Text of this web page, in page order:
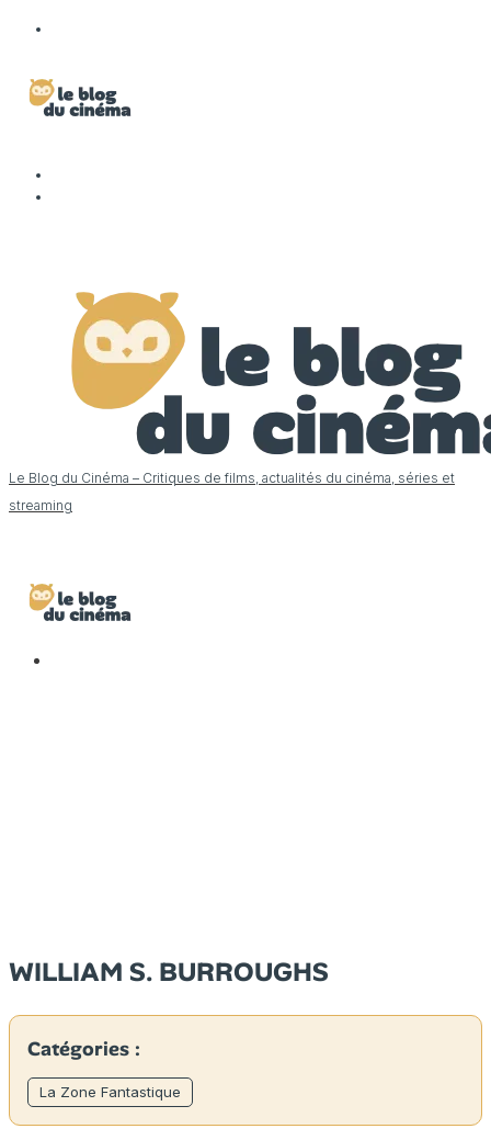
Le Blog du Cinéma – Critiques de films, actualités du cinéma, séries et
streaming
WILLIAM S. BURROUGHS
Catégories :
La Zone Fantastique